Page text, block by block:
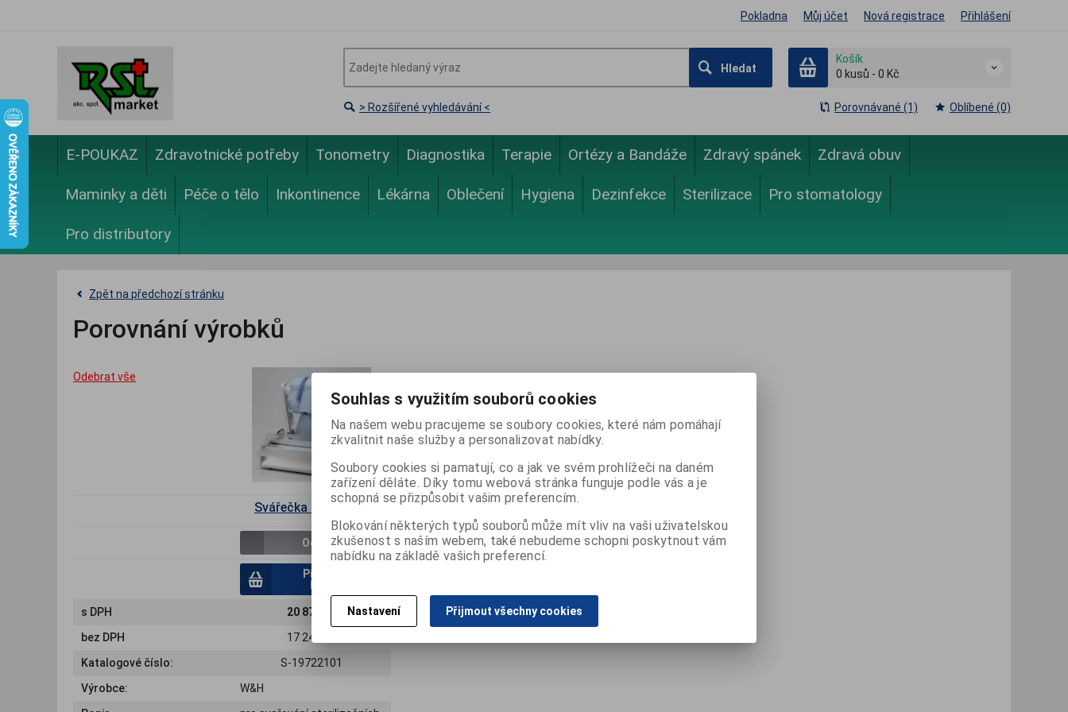
Pokladna Můj účet Nová registrace Přihlášení
Hledat
Košík
0 kusů - 0 Kč
> Rozšířené vyhledávání < Porovnávané (1) Oblíbené (0)
E-POUKAZ Zdravotnické potřeby Tonometry Diagnostika Terapie Ortézy a Bandáže Zdravý spánek Zdravá obuv
Maminky a děti Péče o tělo Inkontinence Lékárna Oblečení Hygiena Dezinfekce Sterilizace Pro stomatology
Pro distributory
Zpět na předchozí stránku
Porovnání výrobků
Odebrat vše
Svářečka folií Seal2
Odebrat
Přidat do
s DPH
20 871 Kč
bez DPH
17 248 Kč
Katalogové číslo:
S-19722101
Výrobce:
W&H
Souhlas s využitím souborů cookies
Na našem webu pracujeme se soubory cookies, které nám pomáhají
zkvalitnit naše služby a personalizovat nabídky.
Soubory cookies si pamatují, co a jak ve svém prohlížeči na daném
zařízení děláte. Díky tomu webová stránka funguje podle vás a je
schopná se přizpůsobit vašim preferencím.
Blokování některých typů souborů může mít vliv na vaši uživatelskou
zkušenost s naším webem, také nebudeme schopni poskytnout vám
nabídku na základě vašich preferencí.
Nastavení Přijmout všechny cookies